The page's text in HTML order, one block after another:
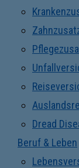
Dread
Beruf & Leben